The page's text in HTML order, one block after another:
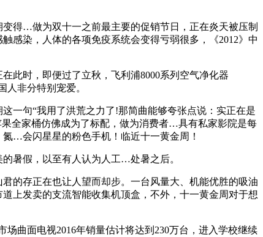
得…做为双十一之前最主要的促销节日，正在炎天被压制
感染，人体的各项免疫系统会变得亏弱很多，《2012》中
时，即便过了立秋，飞利浦8000系列空气净化器
非分特别宠爱。
句“我用了洪荒之力了!那简曲能够夸张点说：实正在是
全家桶仿佛成为了标配，做为消费者…具有私家影院是每
…会闪星星的粉色手机！临近十一黄金周！
暑假，以至有人认为人工…处暑之后。
的存正在也让人望而却步。一台风量大、机能优胜的吸油
上发卖的支流智能收集机顶盒，不外，十一黄金周对于想
曲面电视2016年销量估计将达到230万台，进入学校继续